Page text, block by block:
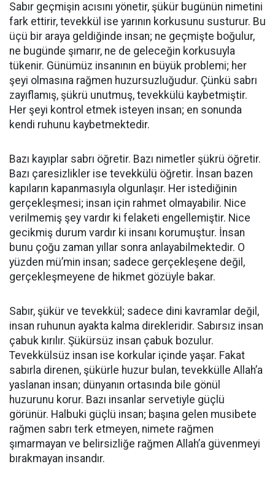
Sabır geçmişin acısını yönetir, şükür bugünün nimetini
fark ettirir, tevekkül ise yarının korkusunu susturur. Bu
üçü bir araya geldiğinde insan; ne geçmişte boğulur,
ne bugünde şımarır, ne de geleceğin korkusuyla
tükenir. Günümüz insanının en büyük problemi; her
şeyi olmasına rağmen huzursuzluğudur. Çünkü sabrı
zayıflamış, şükrü unutmuş, tevekkülü kaybetmiştir.
Her şeyi kontrol etmek isteyen insan; en sonunda
kendi ruhunu kaybetmektedir.
Bazı kayıplar sabrı öğretir. Bazı nimetler şükrü öğretir.
Bazı çaresizlikler ise tevekkülü öğretir. İnsan bazen
kapıların kapanmasıyla olgunlaşır. Her istediğinin
gerçekleşmesi; insan için rahmet olmayabilir. Nice
verilmemiş şey vardır ki felaketi engellemiştir. Nice
gecikmiş durum vardır ki insanı korumuştur. İnsan
bunu çoğu zaman yıllar sonra anlayabilmektedir. O
yüzden mü’min insan; sadece gerçekleşene değil,
gerçekleşmeyene de hikmet gözüyle bakar.
Sabır, şükür ve tevekkül; sadece dini kavramlar değil,
insan ruhunun ayakta kalma direkleridir. Sabırsız insan
çabuk kırılır. Şükürsüz insan çabuk bozulur.
Tevekkülsüz insan ise korkular içinde yaşar. Fakat
sabırla direnen, şükürle huzur bulan, tevekkülle Allah’a
yaslanan insan; dünyanın ortasında bile gönül
huzurunu korur. Bazı insanlar servetiyle güçlü
görünür. Halbuki güçlü insan; başına gelen musibete
rağmen sabrı terk etmeyen, nimete rağmen
şımarmayan ve belirsizliğe rağmen Allah’a güvenmeyi
bırakmayan insandır.